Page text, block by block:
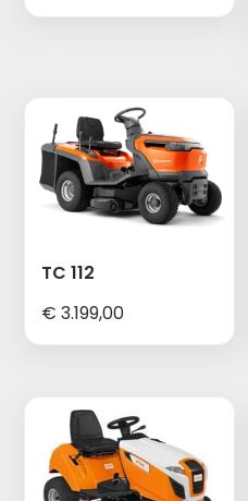
TC 112
€ 3.199,00